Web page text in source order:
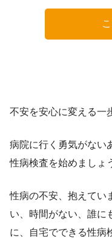
不安を安心に変える一
病院に行く勇気がない
性病検査を始めましょ
性病の不安、抱えてい
い、時間がない、誰
に、自宅でできる性病